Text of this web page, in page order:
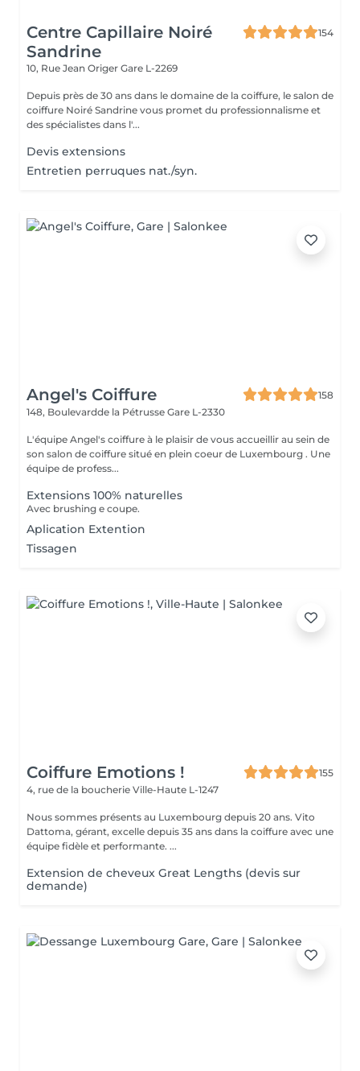
Centre Capillaire Noiré
Sandrine
154
10, Rue Jean Origer Gare L-2269
Depuis près de 30 ans dans le domaine de la coiffure, le salon de
coiffure Noiré Sandrine vous promet du professionnalisme et
des spécialistes dans l'...
Devis extensions
Entretien perruques nat./syn.
Angel's Coiffure
158
148, Boulevardde la Pétrusse Gare L-2330
L'équipe Angel's coiffure à le plaisir de vous accueillir au sein de
son salon de coiffure situé en plein coeur de Luxembourg . Une
équipe de profess...
Extensions 100% naturelles
Avec brushing e coupe.
Aplication Extention
Tissagen
Coiffure Emotions !
155
4, rue de la boucherie Ville-Haute L-1247
Nous sommes présents au Luxembourg depuis 20 ans. Vito
Dattoma, gérant, excelle depuis 35 ans dans la coiffure avec une
équipe fidèle et performante. ...
Extension de cheveux Great Lengths (devis sur
demande)